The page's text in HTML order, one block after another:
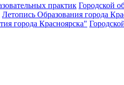
практик Городской
Летопись Образования города
города Красноярска"